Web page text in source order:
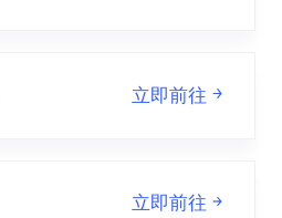
立即前往
立即前往